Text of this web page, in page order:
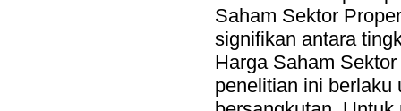
Saham Sektor
signifikan antara
Harga Saham
penelitian ini berlaku